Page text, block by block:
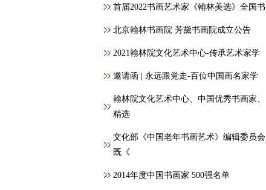
首届2022书画艺术家《翰林美选》全国书
北京翰林书画院 芳黛书画院成立公告
2021翰林院文化艺术中心-传承艺术家学
邀请函 | 永远跟党走-百位中国画名家学
翰林院文化艺术中心、中国优秀书画家、
精选
文化部《中国老年书画艺术》编辑委员会
既《
2014年度中国书画家 500强名单